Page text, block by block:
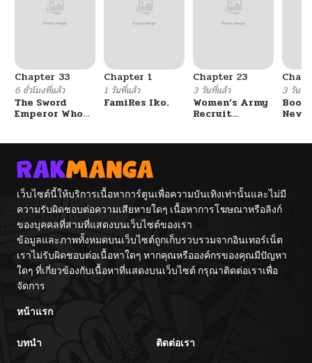
Chapter 33
6 ชั่วโมงที่แล้ว
The Sword
Emperor Who
จักรพรรดิเทพดาบ
ผงาดเหนือชาติภพ
Chapter 1
1 วันที่แล้ว
FamiRes Iko.
Chapter 23
3 วันที่แล้ว
Women’s Army
Recruit
3 วันที่
เว็บไซต์นี้ให้บริการเนื้อหาการ์ตูนเพื่อความบันเทิงเท่านั้นและไม่มี
ความรับผิดชอบต่อความเสียหายใดๆ เนื้อหาการโฆษณาหรือลิงก์
ของบุคคลที่สามที่แสดงบนเว็บไซต์ของเรา
ข้อมูลและภาพทั้งหมดบนเว็บไซต์ถูกเก็บรวบรวมจากอินเทอร์เน็ต
เราไม่รับผิดชอบต่อเนื้อหาใดๆ หากคุณหรือองค์กรของคุณมีปัญหา
ใดๆ ที่เกี่ยวข้องกับเนื้อหาที่แสดงบนเว็บไซต์ กรุณาติดต่อเราเพื่อ
จัดการ
หน้าแรก
บทนำ ติดต่อเรา